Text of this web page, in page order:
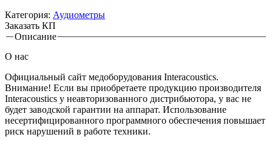
Категория: Аудиометры
Заказать КП
Вкладки
Описание
О нас
Официальный сайт медоборудования Interacoustics.
Внимание! Если вы приобретаете продукцию производителя
Interacoustics у неавторизованного дистрибьютора, у вас не
будет заводской гарантии на аппарат. Использование
несертифицированного программного обеспечения повышает
риск нарушений в работе техники.